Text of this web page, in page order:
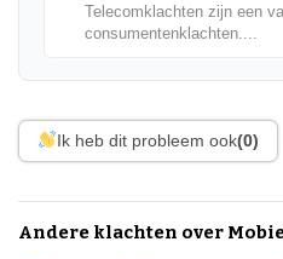
Telecomklachten zijn een
consumentenklachten....
Ik heb dit probleem ook(0)
Andere klachten over